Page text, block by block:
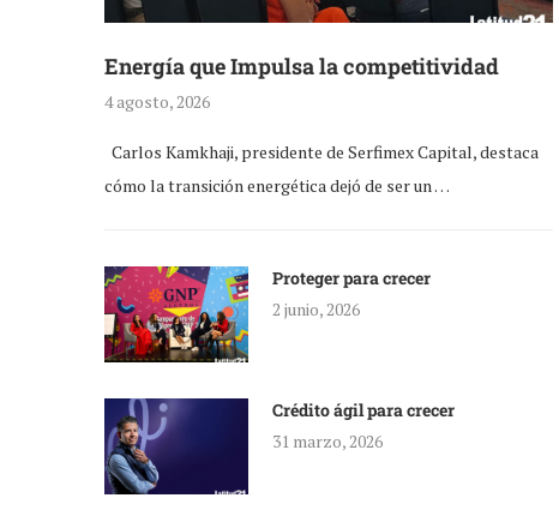
Energía que Impulsa la competitividad
4 agosto, 2026
Carlos Kamkhaji, presidente de Serfimex Capital, destaca
cómo la transición energética dejó de ser un …
Proteger para crecer
2 junio, 2026
Crédito ágil para crecer
31 marzo, 2026